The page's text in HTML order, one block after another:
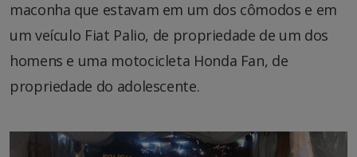
maconha que estavam em um dos cômodos e em
um veículo Fiat Palio, de propriedade de um dos
homens e uma motocicleta Honda Fan, de
propriedade do adolescente.